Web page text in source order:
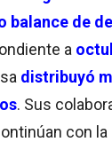
balance de
a
distribuyó
. Sus
con la